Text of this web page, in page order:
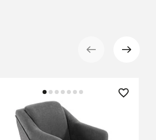
60 990 ₽
Кресло Brida графитовое